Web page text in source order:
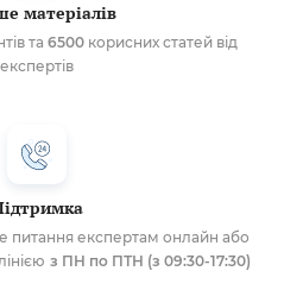
матеріалів
та 6500корисних статей від
експертів
питання експертам онлайн або
з ПН по ПТН (з 09:30-17:30)